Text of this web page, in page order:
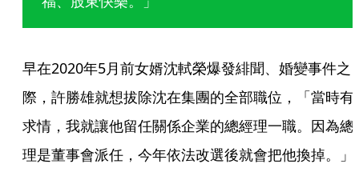
早在2020年5月前女婿沈軾榮爆發緋聞、婚變事件之
際，許勝雄就想拔除沈在集團的全部職位，「當時有
求情，我就讓他留任關係企業的總經理一職。因為總
理是董事會派任，今年依法改選後就會把他換掉。」